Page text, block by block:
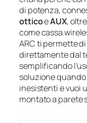
di potenza,
otticoeAUX,
come cassa
ARC ti permette
direttamente dal
semplificando
soluzione
inesistenti e vuoi
montato a parete